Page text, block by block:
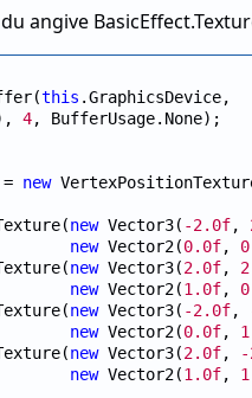
angive
this .GraphicsDevice,
4, BufferUsage.None);
new
new Vector3( -2.0f,
new Vector2(0.0f,
new Vector3(2.0f,
new Vector2(1.0f,
new Vector3( -2.0f,
new Vector2(0.0f,
new Vector3(2.0f,
new Vector2(1.0f,